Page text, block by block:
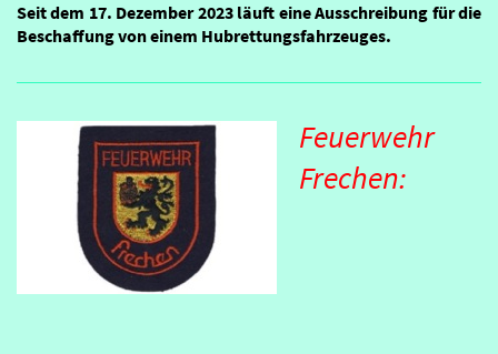
Seit dem 17. Dezember 2023 läuft eine Ausschreibung für die
Beschaffung von einem Hubrettungsfahrzeuges.
Feuerwehr
Frechen: